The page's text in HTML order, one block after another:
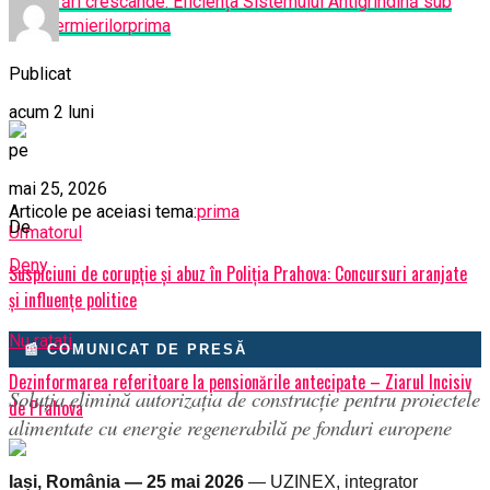
lupa Fermierilorprima
Articole pe aceiasi tema:prima
Urmatorul
Suspiciuni de corupție și abuz în Poliția Prahova: Concursuri aranjate
și influențe politice
Nu ratati
Dezinformarea referitoare la pensionările antecipate – Ziarul Incisiv
de Prahova
Publicat
acum 2 luni
pe
mai 25, 2026
De
Deny
📰 COMUNICAT DE PRESĂ
Soluția elimină autorizația de construcție pentru proiectele
alimentate cu energie regenerabilă pe fonduri europene
Iași, România — 25 mai 2026 — UZINEX, integrator